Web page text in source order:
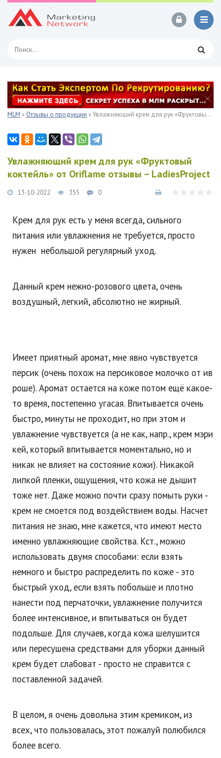
MLM » Отзывы о продукции » Увлажняющий крем для рук «Фруктовый коктейль» от Oriflame отзывы – LadiesProject
Увлажняющий крем для рук «Фруктовый
коктейль» от Oriflame отзывы – LadiesProject
13-10-2022 355 0
Крем для рук есть у меня всегда, сильного
питания или увлажнения не требуется, просто
нужен небольшой регулярный уход.
Данный крем нежно-розового цвета, очень
воздушный, легкий, абсолютно не жирный.
Имеет приятный аромат, мне явно чувствуется
персик (очень похож на персиковое молочко от ив
роше). Аромат остается на коже потом ещё какое-
то время, постепенно угасая. Впитывается очень
быстро, минуты не проходит, но при этом и
увлажнение чувствуется (а не как, напр., крем мэри
кей, который впитывается моментально, но и
никак не влияет на состояние кожи). Никакой
липкой пленки, ощущения, что кожа не дышит
тоже нет. Даже можно почти сразу помыть руки -
крем не смоется под воздействием воды. Насчет
питания не знаю, мне кажется, что имеют место
именно увлажняющие свойства. Кст., можно
использовать двумя способами: если взять
немного и быстро распределить по коже - это
быстрый уход, если взять побольше и плотно
нанести под перчаточки, увлажнение получится
более интенсивное, и впитываться он будет
подольше. Для случаев, когда кожа шелушится
или пересушена средствами для уборки данный
крем будет слабоват - просто не справится с
поставленной задачей.
В целом, я очень довольна этим кремиком, из
всех, что пользовалась, этот пожалуй полюбился
более всего.